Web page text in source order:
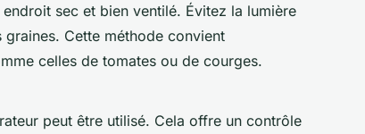
sec et bien ventilé. Évitez la lumière
Cette méthode convient
celles de tomates ou de courges.
peut être utilisé. Cela offre un contrôle